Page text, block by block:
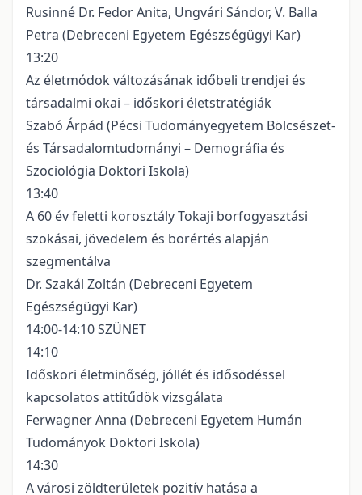
Rusinné Dr. Fedor Anita, Ungvári Sándor, V. Balla
Petra (Debreceni Egyetem Egészségügyi Kar)
13:20
Az életmódok változásának időbeli trendjei és
társadalmi okai – időskori életstratégiák
Szabó Árpád (Pécsi Tudományegyetem Bölcsészet-
és Társadalomtudományi – Demográfia és
Szociológia Doktori Iskola)
13:40
A 60 év feletti korosztály Tokaji borfogyasztási
szokásai, jövedelem és borértés alapján
szegmentálva
Dr. Szakál Zoltán (Debreceni Egyetem
Egészségügyi Kar)
14:00-14:10 SZÜNET
14:10
Időskori életminőség, jóllét és idősödéssel
kapcsolatos attitűdök vizsgálata
Ferwagner Anna (Debreceni Egyetem Humán
Tudományok Doktori Iskola)
14:30
A városi zöldterületek pozitív hatása a